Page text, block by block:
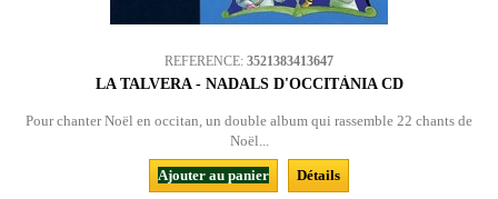
REFERENCE: 3521383413647
LA TALVERA - NADALS D'OCCITÀNIA CD
Pour chanter Noël en occitan, un double album qui rassemble 22 chants de
Noël...
Ajouter au panier
Détails